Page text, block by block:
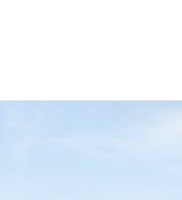
Med regelbunden
kulturhistoriska
stadskärna. När det gäller
val.
att certifiera husen